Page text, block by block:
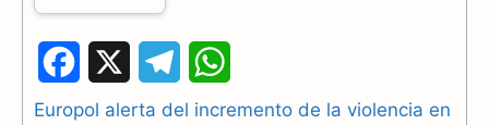
a
e
h
Europol alerta del incremento de la violencia en